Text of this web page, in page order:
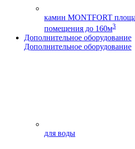
камин MONTFORT
помещения до 160м3
Дополнительное оборудование
Дополнительное оборудование
для воды